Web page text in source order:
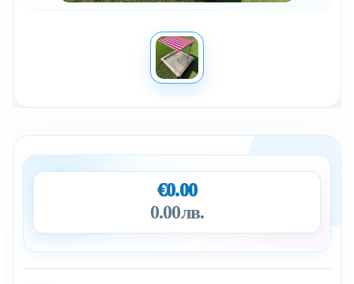
€0.00
0.00лв.